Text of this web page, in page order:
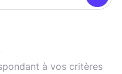
à vos critères